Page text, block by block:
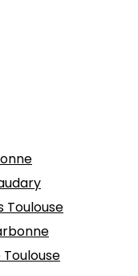
Toulouse